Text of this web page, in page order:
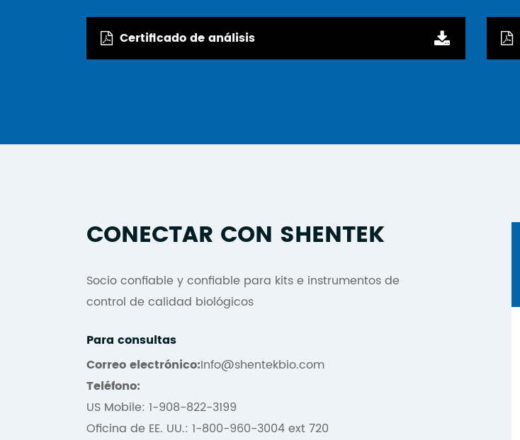
Certificado de análisis
CONECTAR CON SHENTEK
Socio confiable y confiable para kits e instrumentos de
control de calidad biológicos
Para consultas
Correo electrónico:Info@shentekbio.com
Teléfono:
US Mobile: 1-908-822-3199
Oficina de EE. UU.: 1-800-960-3004 ext 720